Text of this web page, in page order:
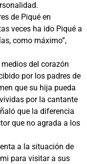
de Piqué en
veces ha ido Piqué a
como máximo”,
del corazón
por los padres de
que su hija pueda
por la cantante
que la diferencia
que no agrada a los
a la situación de
para visitar a sus